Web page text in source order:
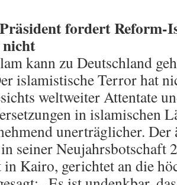
fordert Reform-
kann zu Deutschland
islamistische Terror hat
weltweiter Attentate
in islamischen
unerträglicher. Der
seiner Neujahrsbotschaft
Kairo, gerichtet an die